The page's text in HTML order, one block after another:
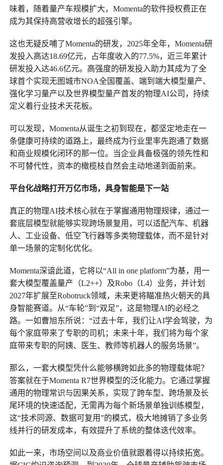
味着，随着量产车规模扩大，Momenta的软件授权费正在
成为其保持高营收增长的超强引擎。
这也无疑反哺了Momenta的研发，2025年全年，Momenta研
发投入高达18.69亿元，占年度收入的77.5%，近三年累计
研发投入达46.6亿元。高强度的研发投入助力其成为了全
球首个实现无图城市NOA全国覆盖、端到端大模型量产、
强化学习量产以及世界模型量产首发的物理AI公司，持续
定义着行业技术天花板。
可以发现，Momenta从诞生之初到现在，都坚定地走在一
条健康可持续的道路上，最终成为行业里率先跑通了数据
和商业规模化闭环的那一位。当企业具备极强的领先性和
不可替代性，资本的橄榄枝自然会主动地递到面前来。
平台化战略打开万亿市场，具身智能是下一站
真正的物理AI技术核心就在于掌握通用物理规律，通过‌一
套底层模型‌就能够实现跨场景复用，可以适配汽车、机器
人、工业设备、低空飞行器等多类物理载体，而不是针对
单一场景的定制化优化。
Momenta深谙此道，它将以“All in one platform”为基，用一
套大模型覆盖量产（L2++）及Robo（L4）业务，并计划
2027年扩展至Robotruck领域，未来更将瞄准热火朝天的具
身智能赛道。从“车轮”到“双足”，这是物理AI的必经之
路。一如曹旭东所说：“过去十年，我们让AI学会驾驶，为
每个家庭带来了专职的司机；未来十年，我们将为每个家
庭带来专职的阿姨、医生、教师等机器人的服务场景”。
那么，一套大模型凭什么能够横跨如此多的物理载体呢？
答案就在于Momenta R7世界模型的泛化能力。它通过掌握
通用的物理常识与因果关系，实现了跨车型、跨场景及长
尾环境的快速适配，无需再为每个新场景单独训练模型，
这“技术同源、数据可复用”的模式，极大地摊销了多业务
线并行的研发成本，有效提升了系统的整体迭代效率。
如此一来，市场空间以及商业价值就跟着得以持续拓宽。